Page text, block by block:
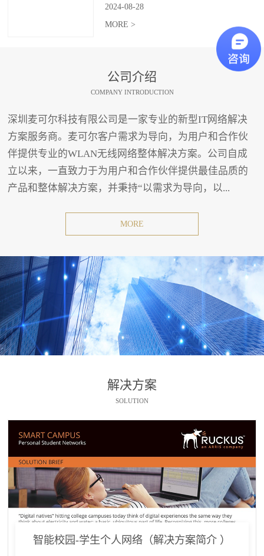
2024-08-28
MORE >
公司介绍
COMPANY INTRODUCTION
深圳麦可尔科技有限公司是一家专业的新型IT网络解决
方案服务商。麦可尔客户需求为导向，为用户和合作伙
伴提供专业的WLAN无线网络整体解决方案。公司自成
立以来，一直致力于为用户和合作伙伴提供最佳品质的
产品和整体解决方案，并秉持“以需求为导向，以...
MORE
解决方案
SOLUTION
智能校园-学生个人网络（解决方案简介 ）